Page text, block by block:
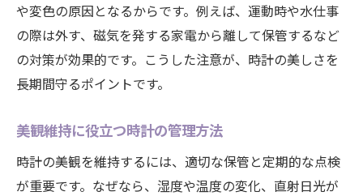
や変色の原因となるからです。例えば、運動時や水仕事
の際は外す、磁気を発する家電から離して保管するなど
の対策が効果的です。こうした注意が、時計の美しさを
長期間守るポイントです。
美観維持に役立つ時計の管理方法
時計の美観を維持するには、適切な保管と定期的な点検
が重要です。なぜなら、湿度や温度の変化、直射日光が